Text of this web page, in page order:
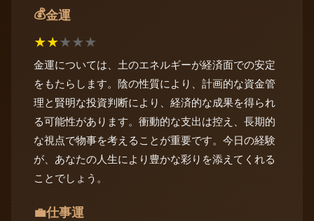
💰金運
★★★★★
金運については、土のエネルギーが経済面での安定
をもたらします。陰の性質により、計画的な資金管
理と賢明な投資判断により、経済的な成果を得られ
る可能性があります。衝動的な支出は控え、長期的
な視点で物事を考えることが重要です。今日の経験
が、あなたの人生により豊かな彩りを添えてくれる
ことでしょう。
💼仕事運